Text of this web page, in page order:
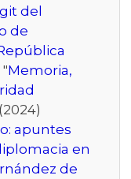
del
de
Memoria,
apuntes
en
de